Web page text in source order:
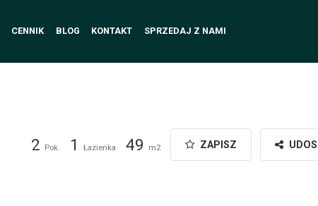
CENNIK BLOG KONTAKT SPRZEDAJ Z NAMI
ZAPISZ
2 Pok. 1 Łazienka 49 m2